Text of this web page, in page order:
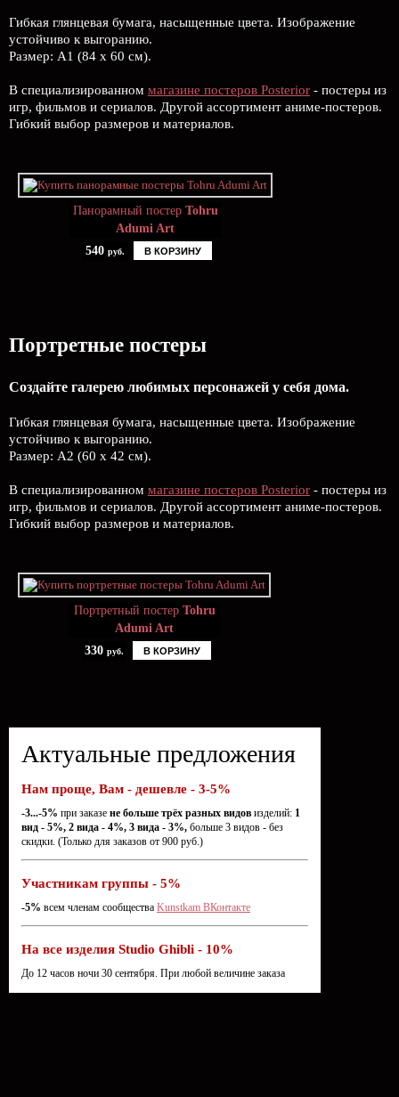
Гибкая глянцевая бумага, насыщенные цвета. Изображение
устойчиво к выгоранию.
Размер: А1 (84 х 60 см).
В специализированном магазине постеров Posterior - постеры из
игр, фильмов и сериалов. Другой ассортимент аниме-постеров.
Гибкий выбор размеров и материалов.
Панорамный постер Tohru
Adumi Art
540 руб. В КОРЗИНУ
Портретные постеры
Создайте галерею любимых персонажей у себя дома.
Гибкая глянцевая бумага, насыщенные цвета. Изображение
устойчиво к выгоранию.
Размер: А2 (60 х 42 см).
В специализированном магазине постеров Posterior - постеры из
игр, фильмов и сериалов. Другой ассортимент аниме-постеров.
Гибкий выбор размеров и материалов.
Портретный постер Tohru
Adumi Art
330 руб. В КОРЗИНУ
Актуальные предложения
Нам проще, Вам - дешевле - 3-5%
-3...-5% при заказе не больше трёх разных видов изделий: 1
вид - 5%, 2 вида - 4%, 3 вида - 3%, больше 3 видов - без
скидки. (Только для заказов от 900 руб.)
Участникам группы - 5%
-5% всем членам сообщества Kunstkam ВКонтакте
На все изделия Studio Ghibli - 10%
До 12 часов ночи 30 сентября. При любой величине заказа